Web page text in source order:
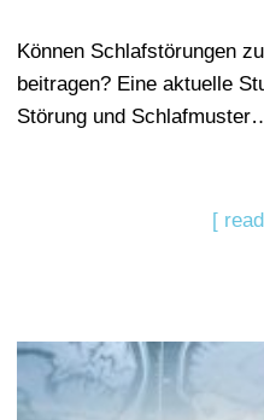
Können Schlafstörungen
beitragen? Eine aktuelle
Störung und
[